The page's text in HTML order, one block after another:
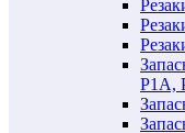
Р1А,